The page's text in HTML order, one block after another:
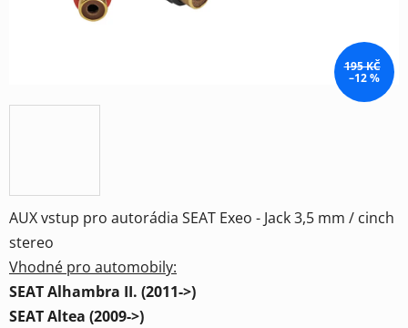
AUX vstup pro autorádia SEAT Exeo - Jack 3,5 mm / cinch
stereo
Vhodné pro automobily:
SEAT Alhambra II. (2011->)
SEAT Altea (2009->)
195 KČ
–12 %